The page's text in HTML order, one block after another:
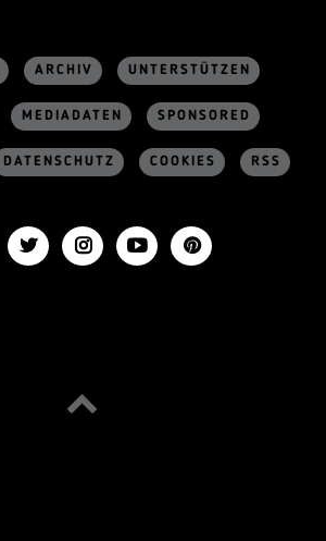
ARCHIV UNTERSTÜTZEN
MEDIADATEN SPONSORED
DATENSCHUTZ COOKIES RSS